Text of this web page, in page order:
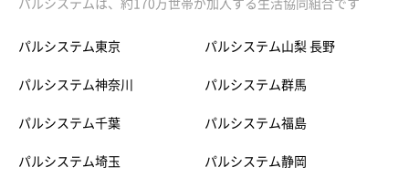
パルシステムは、約170万世帯が加入する生活協同組合です
パルシステム東京
パルシステム神奈川
パルシステム千葉
パルシステム埼玉
パルシステム山梨 長野
パルシステム群馬
パルシステム福島
パルシステム静岡